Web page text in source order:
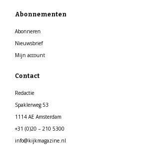
Abonnementen
Abonneren
Nieuwsbrief
Mijn account
Contact
Redactie
Spaklerweg 53
1114 AE Amsterdam
+31 (0)20 – 210 5300
info@kijkmagazine.nl